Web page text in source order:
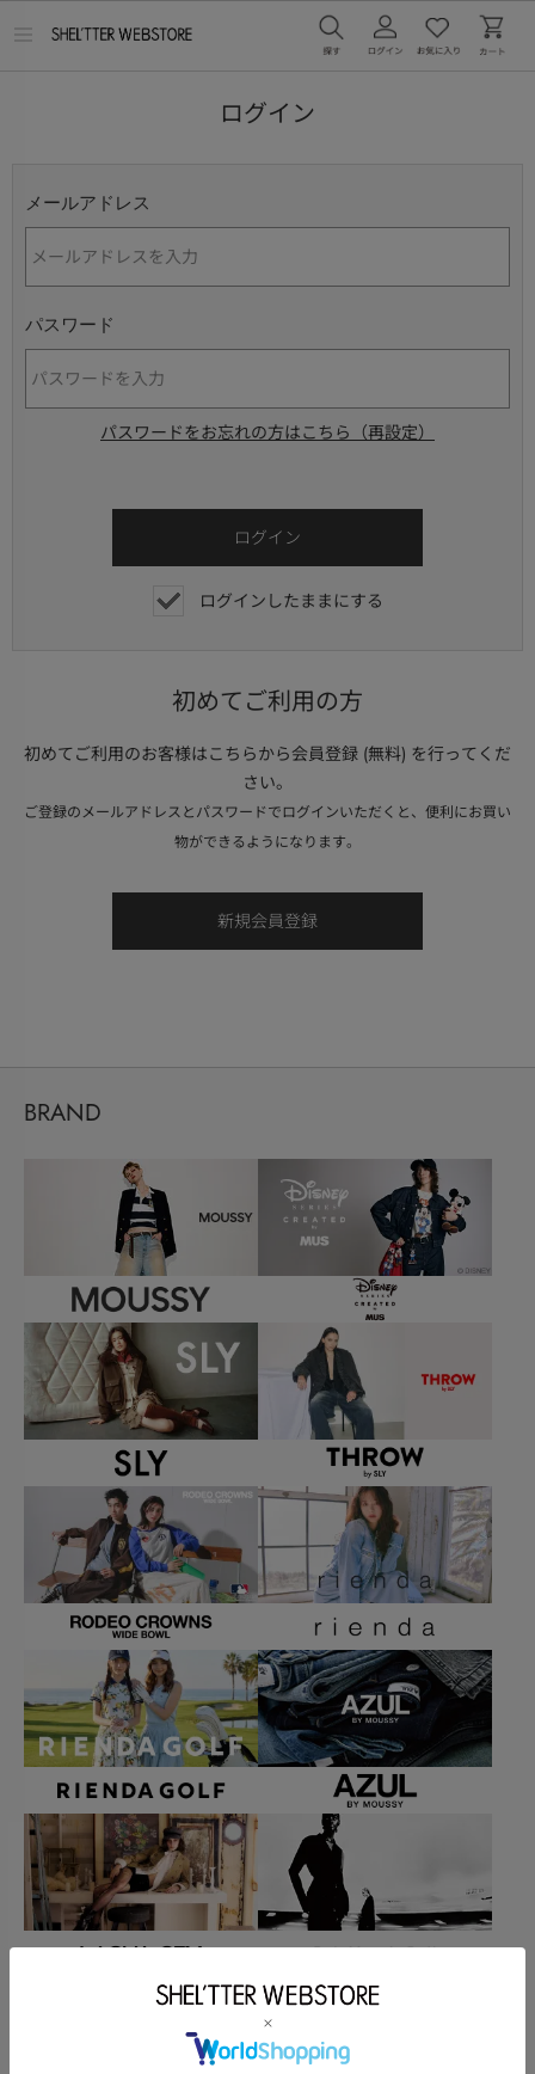
ログイン
メールアドレス
パスワード
パスワードをお忘れの方はこちら（再設定）
ログインしたままにする
初めてご利用の方
初めてご利用のお客様はこちらから会員登録 (無料) を行ってくだ
さい。
ご登録のメールアドレスとパスワードでログインいただくと、便利にお買い
物ができるようになります。
BRAND